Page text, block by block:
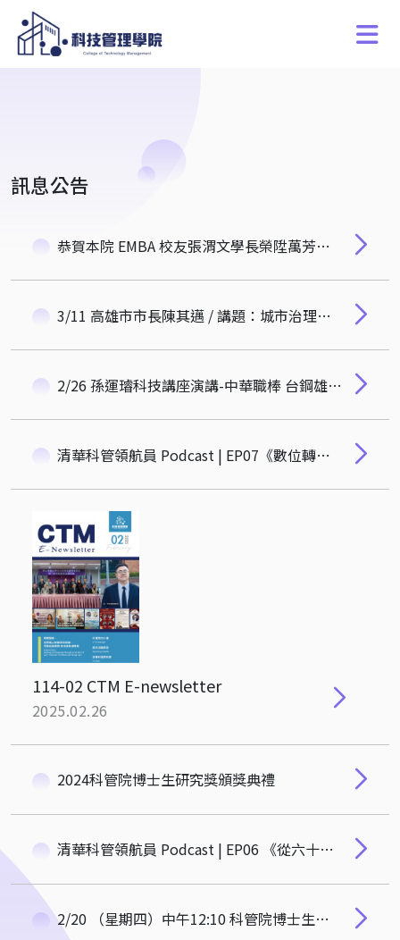
訊息公告
恭賀本院 EMBA 校友張渭文學長榮陞萬芳醫院外科部主任
3/11 高雄市市長陳其邁 / 講題：城市治理的基本功: 從高雄的三個經驗談起
2/26 孫運璿科技講座演講-中華職棒 台鋼雄鷹 洪一中總教練
清華科管領航員 Podcast | EP07《數位轉型下的地政創新：台南市如何打造宜居智慧城市？》
114-02 CTM E-newsletter
2025.02.26
2024科管院博士生研究獎頒獎典禮
清華科管領航員 Podcast | EP06 《從六十位起跳到千人盛會：亞洲房地產學界領袖親述學術圈崛起史》
2/20 （星期四）中午12:10 科管院博士生研究獎頒獎典禮 邀請您參加